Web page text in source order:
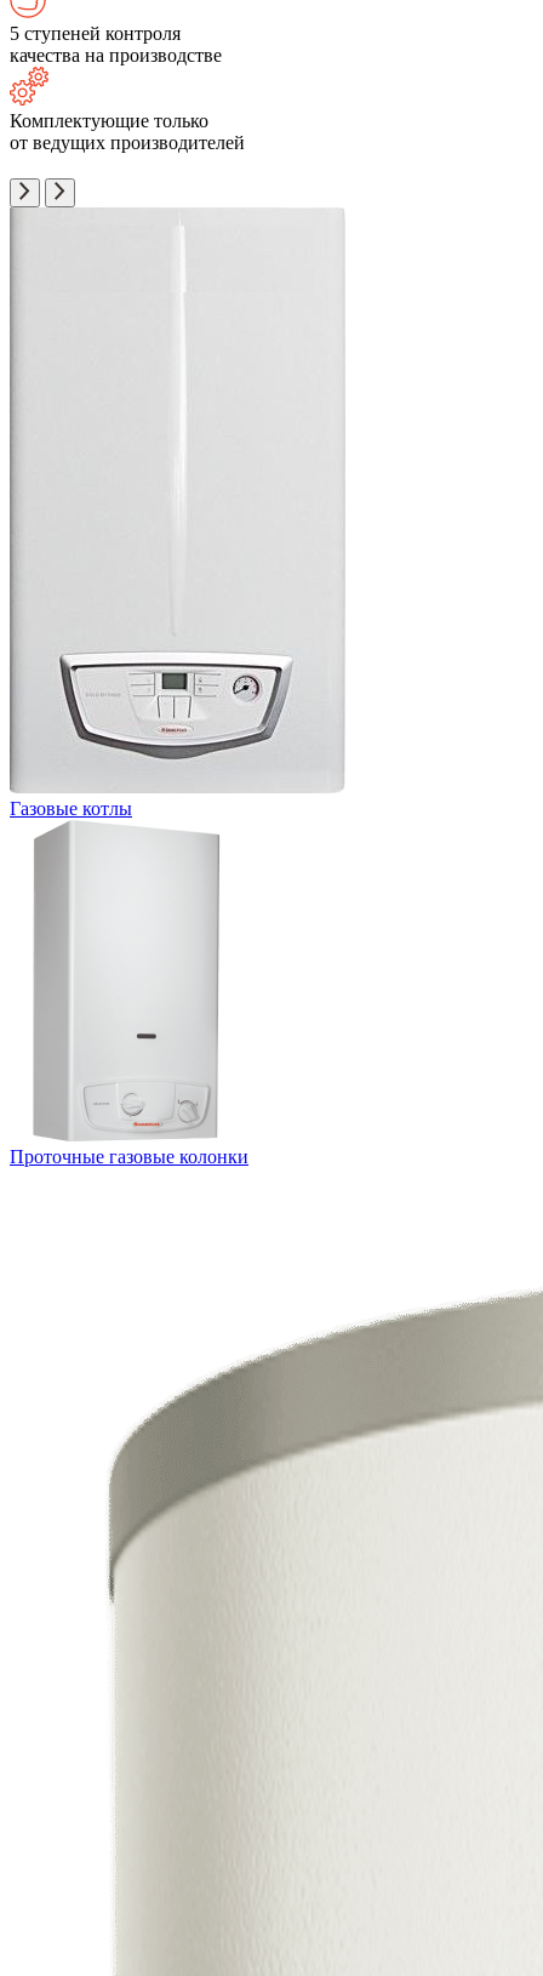
5 ступеней контроля
качества на производстве
Комплектующие только
от ведущих производителей
Газовые котлы
Проточные газовые колонки